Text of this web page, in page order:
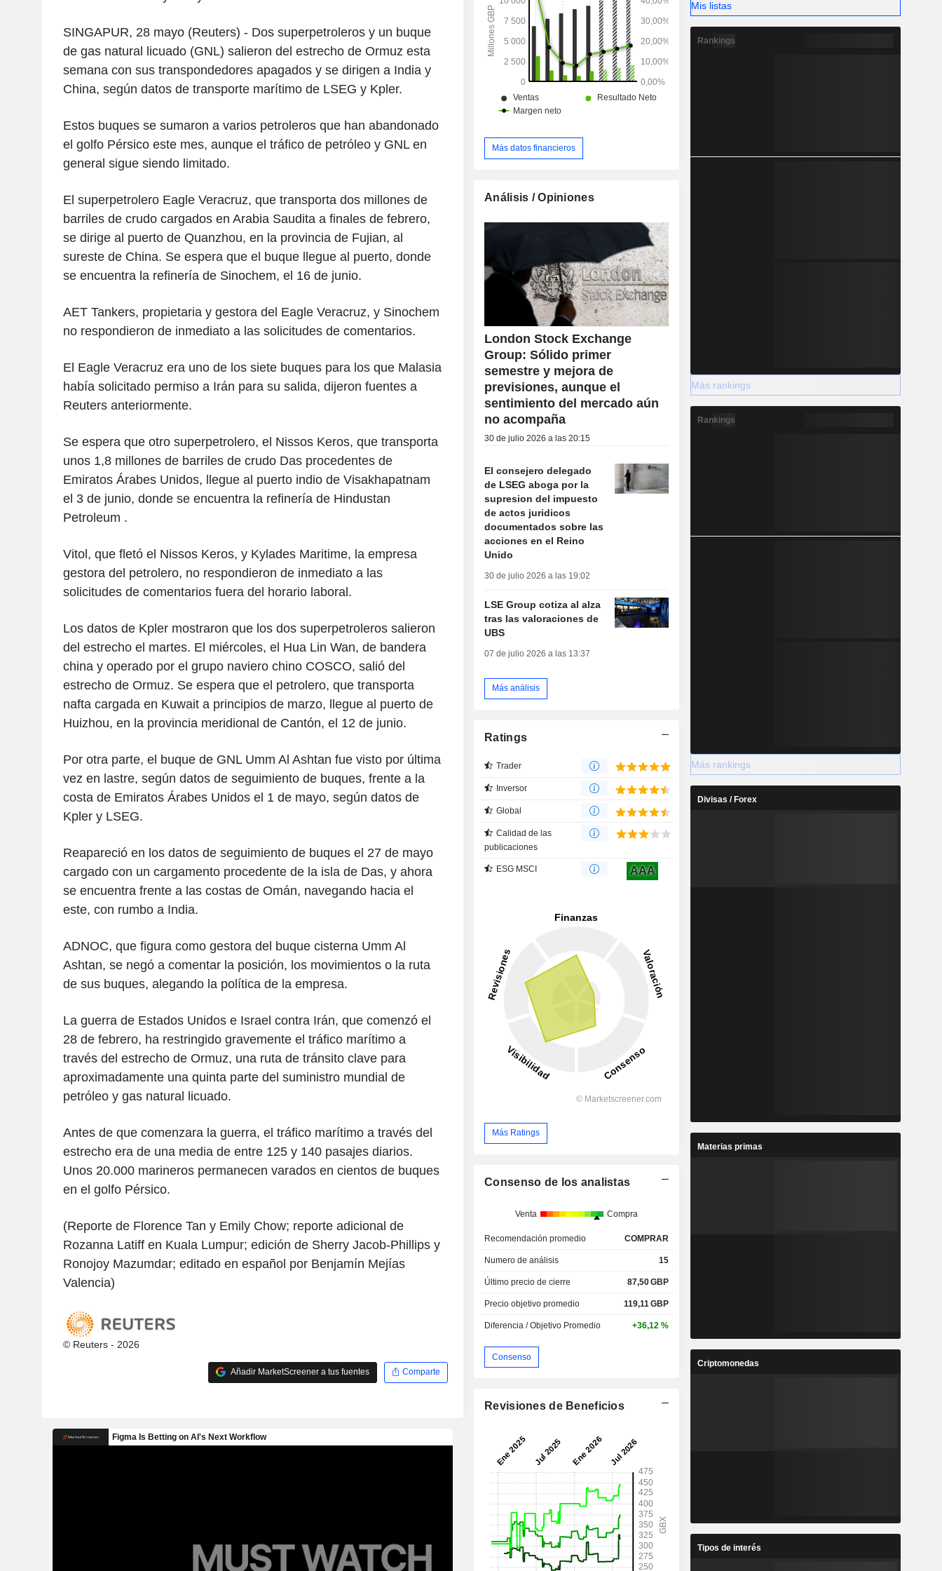
SINGAPUR, 28 mayo (Reuters) - Dos superpetroleros y un buque
de gas natural licuado (GNL) salieron del estrecho de Ormuz esta
semana con sus transpondedores apagados y se dirigen a India y
China, según datos de transporte marítimo de LSEG y Kpler.
Estos buques se sumaron a varios petroleros que han abandonado
el golfo Pérsico este mes, aunque el tráfico de petróleo y GNL en
general sigue siendo limitado.
El superpetrolero Eagle Veracruz, que transporta dos millones de
barriles de crudo cargados en Arabia Saudita a finales de febrero,
se dirige al puerto de Quanzhou, en la provincia de Fujian, al
sureste de China. Se espera que el buque llegue al puerto, donde
se encuentra la refinería de Sinochem, el 16 de junio.
AET Tankers, propietaria y gestora del Eagle Veracruz, y Sinochem
no respondieron de inmediato a las solicitudes de comentarios.
El Eagle Veracruz era uno de los siete buques para los que Malasia
había solicitado permiso a Irán para su salida, dijeron fuentes a
Reuters anteriormente.
Se espera que otro superpetrolero, el Nissos Keros, que transporta
unos 1,8 millones de barriles de crudo Das procedentes de
Emiratos Árabes Unidos, llegue al puerto indio de Visakhapatnam
el 3 de junio, donde se encuentra la refinería de Hindustan
Petroleum .
Vitol, que fletó el Nissos Keros, y Kylades Maritime, la empresa
gestora del petrolero, no respondieron de inmediato a las
solicitudes de comentarios fuera del horario laboral.
Los datos de Kpler mostraron que los dos superpetroleros salieron
del estrecho el martes. El miércoles, el Hua Lin Wan, de bandera
china y operado por el grupo naviero chino COSCO, salió del
estrecho de Ormuz. Se espera que el petrolero, que transporta
nafta cargada en Kuwait a principios de marzo, llegue al puerto de
Huizhou, en la provincia meridional de Cantón, el 12 de junio.
Por otra parte, el buque de GNL Umm Al Ashtan fue visto por última
vez en lastre, según datos de seguimiento de buques, frente a la
costa de Emiratos Árabes Unidos el 1 de mayo, según datos de
Kpler y LSEG.
Reapareció en los datos de seguimiento de buques el 27 de mayo
cargado con un cargamento procedente de la isla de Das, y ahora
se encuentra frente a las costas de Omán, navegando hacia el
este, con rumbo a India.
ADNOC, que figura como gestora del buque cisterna Umm Al
Ashtan, se negó a comentar la posición, los movimientos o la ruta
de sus buques, alegando la política de la empresa.
La guerra de Estados Unidos e Israel contra Irán, que comenzó el
28 de febrero, ha restringido gravemente el tráfico marítimo a
través del estrecho de Ormuz, una ruta de tránsito clave para
aproximadamente una quinta parte del suministro mundial de
petróleo y gas natural licuado.
Antes de que comenzara la guerra, el tráfico marítimo a través del
estrecho era de una media de entre 125 y 140 pasajes diarios.
Unos 20.000 marineros permanecen varados en cientos de buques
en el golfo Pérsico.
(Reporte de Florence Tan y Emily Chow; reporte adicional de
Rozanna Latiff en Kuala Lumpur; edición de Sherry Jacob-Phillips y
Ronojoy Mazumdar; editado en español por Benjamín Mejías
Valencia)
© Reuters - 2026
Añadir MarketScreener a tus fuentes Comparte
Más datos financieros
Análisis / Opiniones
London Stock Exchange
Group: Sólido primer
semestre y mejora de
previsiones, aunque el
sentimiento del mercado aún
no acompaña
30 de julio 2026 a las 20:15
El consejero delegado
de LSEG aboga por la
supresion del impuesto
de actos juridicos
documentados sobre las
acciones en el Reino
Unido
30 de julio 2026 a las 19:02
LSE Group cotiza al alza
tras las valoraciones de
UBS
07 de julio 2026 a las 13:37
Más análisis
Ratings
Trader
Inversor
Global
Calidad de las
publicaciones
ESG MSCI AAA
Más Ratings
Consenso de los analistas
Venta Compra
Recomendación promedio COMPRAR
Numero de análisis 15
Último precio de cierre 87,50GBP
Precio objetivo promedio 119,11GBP
Diferencia / Objetivo Promedio +36,12 %
Consenso
Revisiones de Beneficios
Mis listas
Rankings
Más rankings
Rankings
Más rankings
Divisas / Forex
Materias primas
Criptomonedas
Tipos de interés